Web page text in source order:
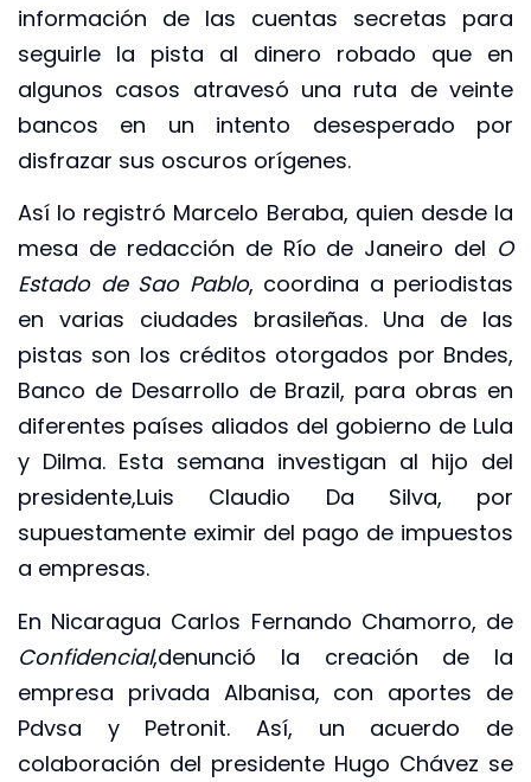
información de las cuentas secretas para
seguirle la pista al dinero robado que en
algunos casos atravesó una ruta de veinte
bancos en un intento desesperado por
disfrazar sus oscuros orígenes.
Así lo registró Marcelo Beraba, quien desde la
mesa de redacción de Río de Janeiro del O
Estado de Sao Pablo, coordina a periodistas
en varias ciudades brasileñas. Una de las
pistas son los créditos otorgados por Bndes,
Banco de Desarrollo de Brazil, para obras en
diferentes países aliados del gobierno de Lula
y Dilma. Esta semana investigan al hijo del
presidente,Luis Claudio Da Silva, por
supuestamente eximir del pago de impuestos
a empresas.
En Nicaragua Carlos Fernando Chamorro, de
Confidencial,denunció la creación de la
empresa privada Albanisa, con aportes de
Pdvsa y Petronit. Así, un acuerdo de
colaboración del presidente Hugo Chávez se